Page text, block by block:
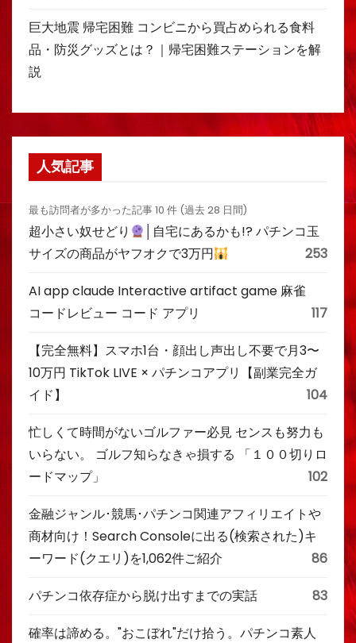
巨大地震 帰宅困難 コンビニから買占められる食料
品・防災グッズとは？｜帰宅困難ステーションを解
説
人気記事
最も訪問者が多かった記事 10 件 (過去 28 日間)
超小さい奴せどり
│自宅にあるかも!? パチンコ玉
サイズの商品がヤフオクで3万円
253
AI app claude Interactive artifact game 麻雀
コードレビュー コード アプリ
117
【完全無料】スマホ1台・顔出し声出し不要で月3〜
10万円 TikTok LIVE × パチンコアプリ【副業完全ガ
イド】
104
忙しくて時間がないゴルファー必見 センスも努力も
いらない。 ゴルフ知らなきゃ損する 「１００切りロ
ードマップ」
102
金融ジャンル･競馬･パチンコ関連アフィリエイトや
商材向け！Search Consoleに出る(検索された)キ
ーワード(クエリ)を1,062件ご紹介
86
パチンコ依存症から脱け出すまでの実話 83
確率は諦める。"おこぼれ"だけ拾う。パチンコ素人